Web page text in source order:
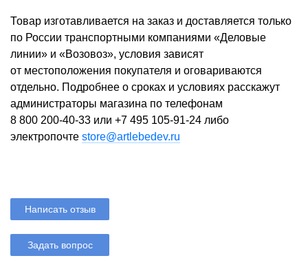
Товар изготавливается на заказ и доставляется только
по России транспортными компаниями «Деловые
линии» и «Возовоз», условия зависят
от местоположения покупателя и оговариваются
отдельно. Подробнее о сроках и условиях расскажут
администраторы магазина по телефонам
8 800 200-40-33 или +7 495 105-91-24 либо
электропочте store@artlebedev.ru
Написать отзыв
Задать вопрос